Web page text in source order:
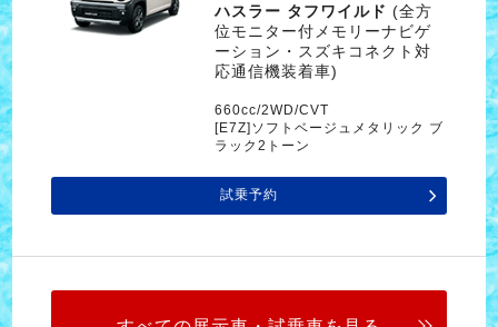
ハスラー タフワイルド (全方
位モニター付メモリーナビゲ
ーション・スズキコネクト対
応通信機装着車)
660cc/2WD/CVT
[E7Z]ソフトベージュメタリック ブ
ラック2トーン
試乗予約